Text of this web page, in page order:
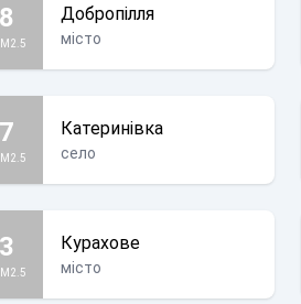
Добропілля
місто
Катеринівка
село
Курахове
місто